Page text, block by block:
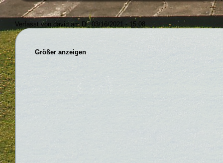
Verfasst von david am Di, 03/16/2021 - 15:08
Größer anzeigen